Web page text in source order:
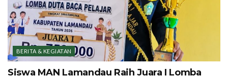
BERITA & KEGIATAN
Siswa MAN Lamandau Raih Juara I Lomba